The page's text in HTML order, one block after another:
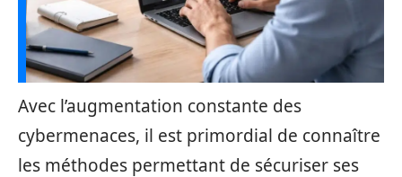
Avec l’augmentation constante des
cybermenaces, il est primordial de connaître
les méthodes permettant de sécuriser ses